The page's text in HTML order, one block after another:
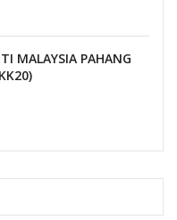
MALAYSIA PAHANG